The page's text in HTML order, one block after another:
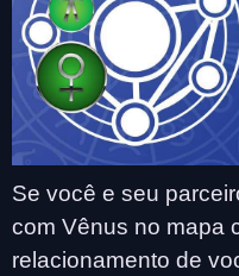
Se você e seu
com Vênus no mapa
relacionamento de